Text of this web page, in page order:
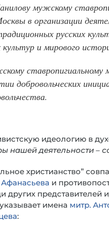
мужскому
в организации
русских
и мирового
добровольческих
идеологию в
нашей деятельности –
христианство”
и
других представителей
имена митр.
: